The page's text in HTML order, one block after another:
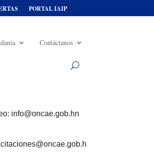
PORTAL IAIP
Contáctanos
info@oncae.gob.hn